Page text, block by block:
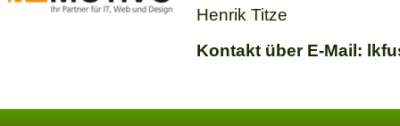
Henrik Titze
Kontakt über E-Mail: